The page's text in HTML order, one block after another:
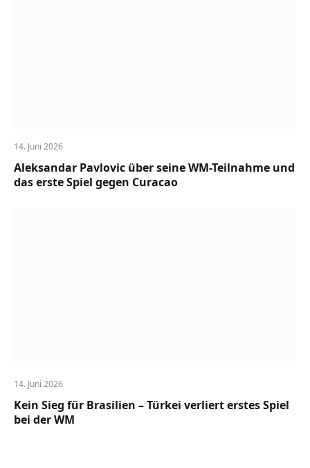
14. Juni 2026
Aleksandar Pavlovic über seine WM-Teilnahme und
das erste Spiel gegen Curacao
14. Juni 2026
Kein Sieg für Brasilien – Türkei verliert erstes Spiel
bei der WM